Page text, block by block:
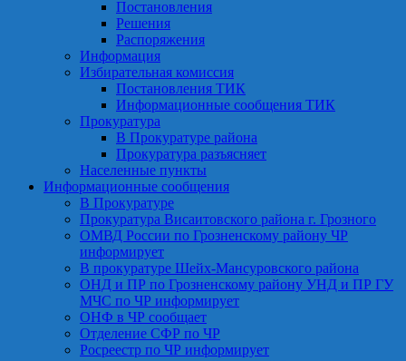
Постановления
Решения
Распоряжения
Информация
Избирательная комиссия
Постановления ТИК
Информационные сообщения ТИК
Прокуратура
В Прокуратуре района
Прокуратура разъясняет
Населенные пункты
Информационные сообщения
В Прокуратуре
Прокуратура Висаитовского района г. Грозного
ОМВД России по Грозненскому району ЧР
информирует
В прокуратуре Шейх-Мансуровского района
ОНД и ПР по Грозненскому району УНД и ПР ГУ
МЧС по ЧР информирует
ОНФ в ЧР сообщает
Отделение СФР по ЧР
Росреестр по ЧР информирует